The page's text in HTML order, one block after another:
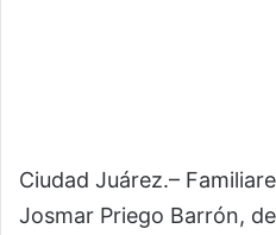
Ciudad Juárez.–
Josmar Priego Barrón,